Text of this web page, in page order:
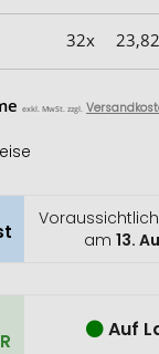
32x
exkl. MwSt. zzgl.
am13.
Auf